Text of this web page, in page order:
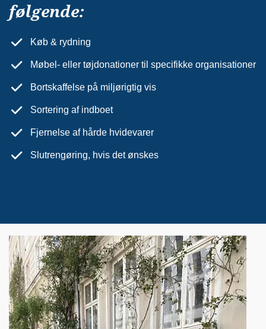
følgende:
Køb & rydning
Møbel- eller tøjdonationer til specifikke organisationer
Bortskaffelse på miljørigtig vis
Sortering af indboet
Fjernelse af hårde hvidevarer
Slutrengøring, hvis det ønskes